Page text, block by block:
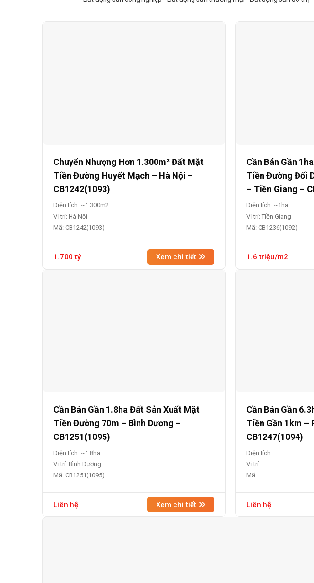
Chuyển Nhượng Hơn 1.300m² Đất Mặt
Tiền Đường Huyết Mạch – Hà Nội –
CB1242(1093)
Diện tích: ~1.300m2
Vị trí: Hà Nội
Mã: CB1242(1093)
1.700 tỷ Xem chi tiết
Cần Bán Gần
Tiền Đường Đối
– Tiền Giang –
Diện tích: ~1ha
Vị trí: Tiền Giang
Mã: CB1236(1092)
1.6 triệu/m2
Cần Bán Gần 1.8ha Đất Sản Xuất Mặt
Tiền Đường 70m – Bình Dương –
CB1251(1095)
Diện tích: ~1.8ha
Vị trí: Bình Dương
Mã: CB1251(1095)
Liên hệ Xem chi tiết
Cần Bán Gần
Tiền Gần 1km –
CB1247(1094)
Diện tích:
Vị trí:
Mã:
Liên hệ